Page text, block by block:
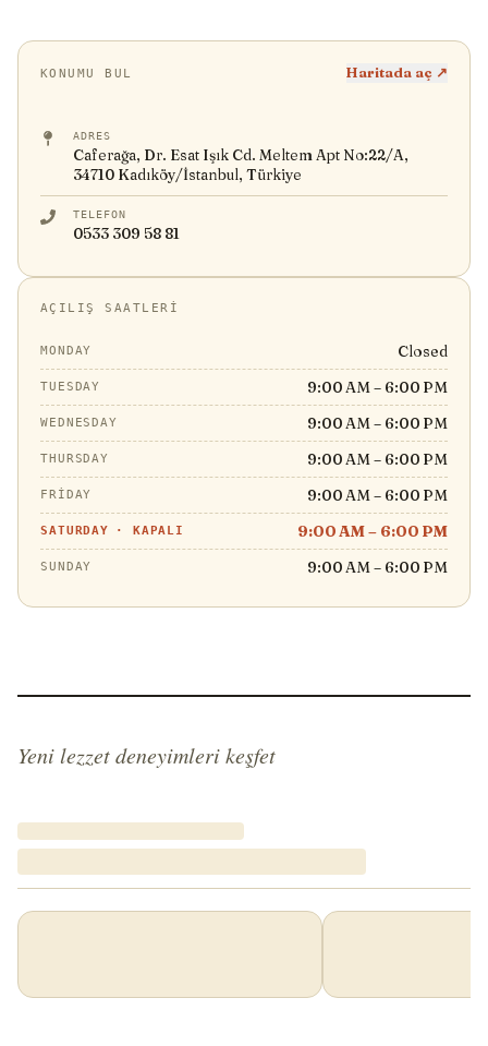
KONUMU BUL Haritada aç ↗
ADRES
Caferağa, Dr. Esat Işık Cd. Meltem Apt No:22/A,
34710 Kadıköy/İstanbul, Türkiye
TELEFON
0533 309 58 81
AÇILIŞ SAATLERI
MONDAY Closed
TUESDAY 9:00 AM – 6:00 PM
WEDNESDAY 9:00 AM – 6:00 PM
THURSDAY 9:00 AM – 6:00 PM
FRIDAY 9:00 AM – 6:00 PM
SATURDAY · KAPALI 9:00 AM – 6:00 PM
SUNDAY 9:00 AM – 6:00 PM
Yeni lezzet deneyimleri keşfet